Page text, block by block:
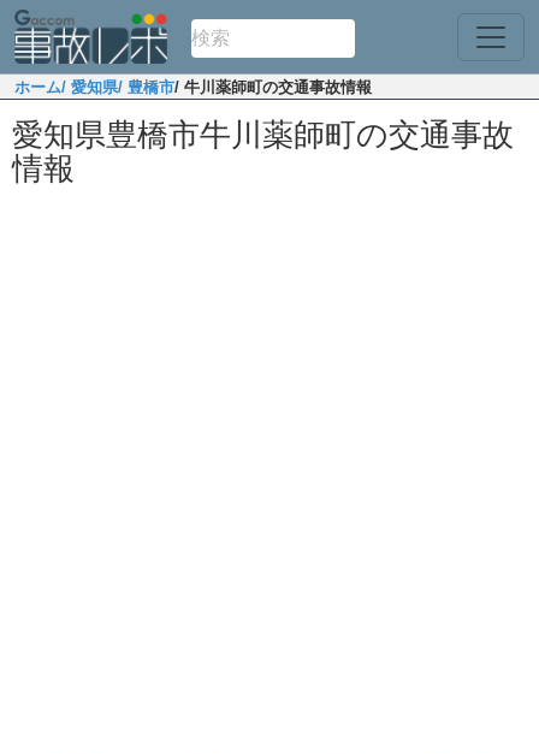
ホーム/ 愛知県/ 豊橋市/ 牛川薬師町の交通事故情報
愛知県豊橋市牛川薬師町の交通事故
情報